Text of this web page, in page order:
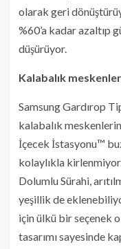
olarak geri
%60’a kadar azaltıp
düşürüyor.
Kalabalık
Samsung Gardırop
kalabalık meskenlerin
İçecek İstasyonu™
kolaylıkla
Dolumlu Sürahi,
yeşillik de
için ülkü bir seçenek
tasarımı sayesinde